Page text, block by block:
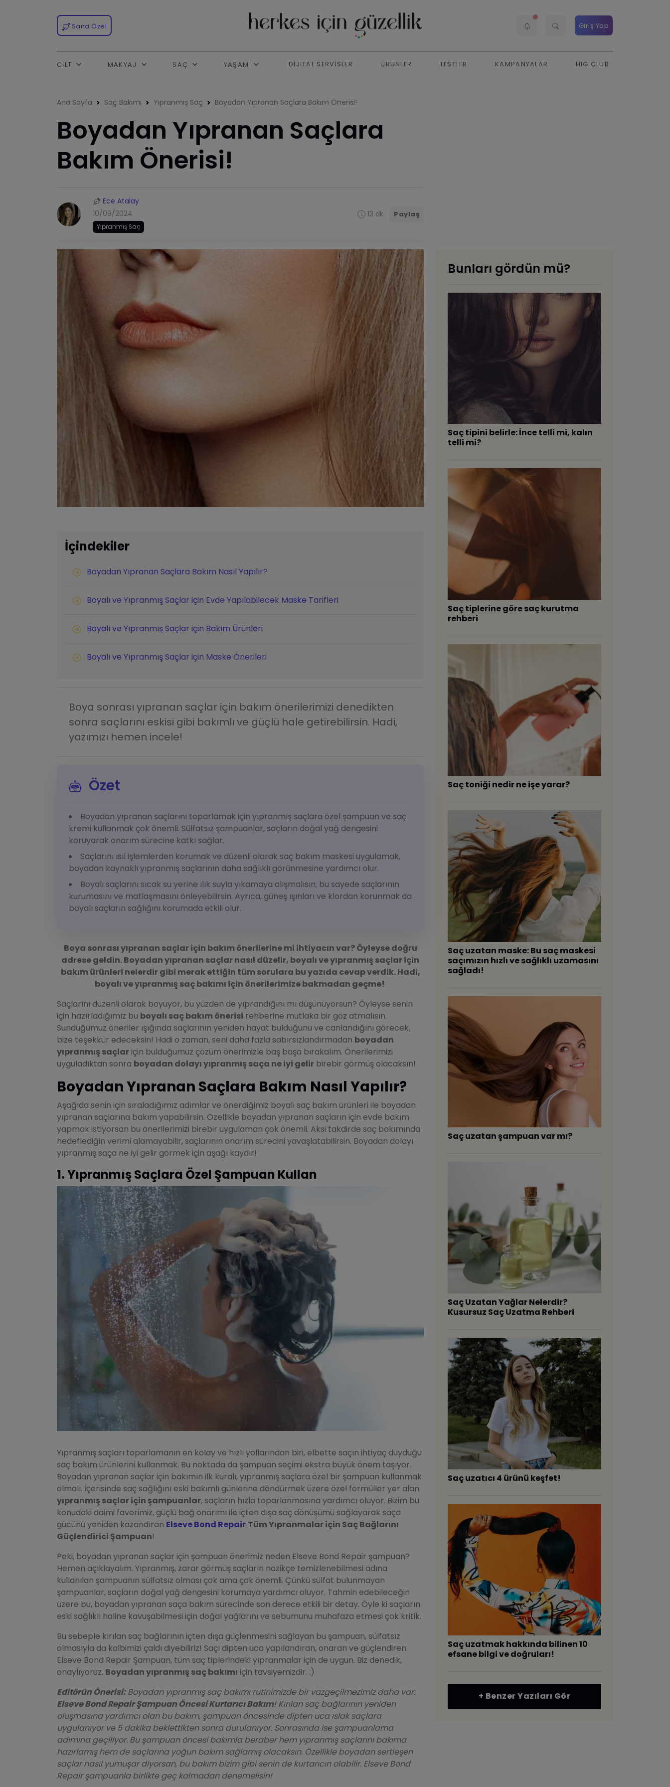
Sana Özel Giriş Yap
CILT MAKYAJ SAÇ YAŞAM DIJITAL SERVISLER ÜRÜNLER TESTLER KAMPANYALAR HIG CLUB
Ana Sayfa Saç Bakımı Yıpranmış Saç Boyadan Yıpranan Saçlara Bakım Önerisi!
Boyadan Yıpranan Saçlara
Bakım Önerisi!
Ece Atalay
10/09/2024
Yıpranmış Saç
13 dk Paylaş
İçindekiler
Boyadan Yıpranan Saçlara Bakım Nasıl Yapılır?
Boyalı ve Yıpranmış Saçlar için Evde Yapılabilecek Maske Tarifleri
Boyalı ve Yıpranmış Saçlar için Bakım Ürünleri
Boyalı ve Yıpranmış Saçlar için Maske Önerileri
Boya sonrası yıpranan saçlar için bakım önerilerimizi denedikten
sonra saçlarını eskisi gibi bakımlı ve güçlü hale getirebilirsin. Hadi,
yazımızı hemen incele!
Özet
Boyadan yıpranan saçlarını toparlamak için yıpranmış saçlara özel şampuan ve saç
kremi kullanmak çok önemli. Sülfatsız şampuanlar, saçların doğal yağ dengesini
koruyarak onarım sürecine katkı sağlar.
Saçlarını ısıl işlemlerden korumak ve düzenli olarak saç bakım maskesi uygulamak,
boyadan kaynaklı yıpranmış saçlarının daha sağlıklı görünmesine yardımcı olur.
Boyalı saçlarını sıcak su yerine ılık suyla yıkamaya alışmalısın; bu sayede saçlarının
kurumasını ve matlaşmasını önleyebilirsin. Ayrıca, güneş ışınları ve klordan korunmak da
boyalı saçların sağlığını korumada etkili olur.
Boya sonrası yıpranan saçlar için bakım önerilerine mi ihtiyacın var? Öyleyse doğru
adrese geldin. Boyadan yıpranan saçlar nasıl düzelir, boyalı ve yıpranmış saçlar için
bakım ürünleri nelerdir gibi merak ettiğin tüm sorulara bu yazıda cevap verdik. Hadi,
boyalı ve yıpranmış saç bakımı için önerilerimize bakmadan geçme!
Saçlarını düzenli olarak boyuyor, bu yüzden de yıprandığını mı düşünüyorsun? Öyleyse senin
için hazırladığımız bu boyalı saç bakım önerisi rehberine mutlaka bir göz atmalısın.
Sunduğumuz öneriler ışığında saçlarının yeniden hayat bulduğunu ve canlandığını görecek,
bize teşekkür edeceksin! Hadi o zaman, seni daha fazla sabırsızlandırmadan boyadan
yıpranmış saçlar için bulduğumuz çözüm önerimizle baş başa bırakalım. Önerilerimizi
uyguladıktan sonra boyadan dolayı yıpranmış saça ne iyi gelir birebir görmüş olacaksın!
Boyadan Yıpranan Saçlara Bakım Nasıl Yapılır?
Aşağıda senin için sıraladığımız adımlar ve önerdiğimiz boyalı saç bakım ürünleri ile boyadan
yıpranan saçlarına bakım yapabilirsin. Özellikle boyadan yıpranan saçların için evde bakım
yapmak istiyorsan bu önerilerimizi birebir uygulaman çok önemli. Aksi takdirde saç bakımında
hedeflediğin verimi alamayabilir, saçlarının onarım sürecini yavaşlatabilirsin. Boyadan dolayı
yıpranmış saça ne iyi gelir görmek için aşağı kaydır!
1. Yıpranmış Saçlara Özel Şampuan Kullan
Yıpranmış saçları toparlamanın en kolay ve hızlı yollarından biri, elbette saçın ihtiyaç duyduğu
saç bakım ürünlerini kullanmak. Bu noktada da şampuan seçimi ekstra büyük önem taşıyor.
Boyadan yıpranan saçlar için bakımın ilk kuralı, yıpranmış saçlara özel bir şampuan kullanmak
olmalı. İçerisinde saç sağlığını eski bakımlı günlerine döndürmek üzere özel formüller yer alan
yıpranmış saçlar için şampuanlar, saçların hızla toparlanmasına yardımcı oluyor. Bizim bu
konudaki daimi favorimiz, güçlü bağ onarımı ile içten dışa saç dönüşümü sağlayarak saça
gücünü yeniden kazandıran Elseve Bond Repair Tüm Yıpranmalar için Saç Bağlarını
Güçlendirici Şampuan!
Peki, boyadan yıpranan saçlar için şampuan önerimiz neden Elseve Bond Repair şampuan?
Hemen açıklayalım. Yıpranmış, zarar görmüş saçların nazikçe temizlenebilmesi adına
kullanılan şampuanın sülfatsız olması çok ama çok önemli. Çünkü sülfat bulunmayan
şampuanlar, saçların doğal yağ dengesini korumaya yardımcı oluyor. Tahmin edebileceğin
üzere bu, boyadan yıpranan saça bakım sürecinde son derece etkili bir detay. Öyle ki saçların
eski sağlıklı haline kavuşabilmesi için doğal yağlarını ve sebumunu muhafaza etmesi çok kritik.
Bu sebeple kırılan saç bağlarının içten dışa güçlenmesini sağlayan bu şampuan, sülfatsız
olmasıyla da kalbimizi çaldı diyebiliriz! Saçı dipten uca yapılandıran, onaran ve güçlendiren
Elseve Bond Repair Şampuan, tüm saç tiplerindeki yıpranmalar için de uygun. Biz denedik,
onaylıyoruz. Boyadan yıpranmış saç bakımı için tavsiyemizdir. :)
Editörün Önerisi:Boyadan yıpranmış saç bakımı rutinimizde bir vazgeçilmezimiz daha var:
Elseve Bond Repair Şampuan Öncesi Kurtarıcı Bakım! Kırılan saç bağlarının yeniden
oluşmasına yardımcı olan bu bakım, şampuan öncesinde dipten uca ıslak saçlara
uygulanıyor ve 5 dakika beklettikten sonra durulanıyor. Sonrasında ise şampuanlama
adımına geçiliyor. Bu şampuan öncesi bakımla beraber hem yıpranmış saçlarını bakıma
hazırlamış hem de saçlarına yoğun bakım sağlamış olacaksın. Özellikle boyadan sertleşen
saçlar nasıl yumuşar diyorsan, bu bakım bizim gibi senin de kurtarıcın olabilir. Elseve Bond
Repair şampuanla birlikte geç kalmadan denemelisin!
Bunları gördün mü?
​Saç tipini belirle: İnce telli mi, kalın
telli mi?
Saç tiplerine göre saç kurutma
rehberi
Saç toniği nedir ne işe yarar?
Saç uzatan maske: Bu saç maskesi
saçımızın hızlı ve sağlıklı uzamasını
sağladı!
Saç uzatan şampuan var mı?
Saç Uzatan Yağlar Nelerdir?
Kusursuz Saç Uzatma Rehberi
Saç uzatıcı 4 ürünü keşfet!
Saç uzatmak hakkında bilinen 10
efsane bilgi ve doğruları!
+ Benzer Yazıları Gör